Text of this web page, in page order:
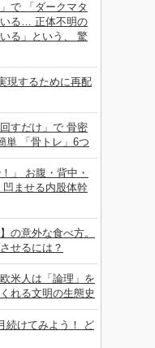
で 「ダークマタ
る… 正体不明の
る」という、 驚
現するために再配
すだけ」で 骨密
単 「骨トレ」6つ
」 お腹・背中・
ませる内股体幹
の意外な食べ方。
せるには？
米人は「論理」を
れる文明の生態史
続けてみよう！ ど